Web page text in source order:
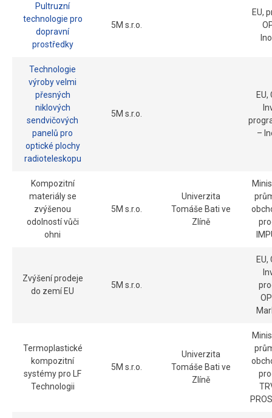
Pultruzní
technologie pro
dopravní
prostředky
5M s.r.o.
EU,
Technologie
výroby velmi
přesných
niklových
sendvičových
panelů pro
optické plochy
radioteleskopu
5M s.r.o.
–
Kompozitní
materiály se
zvýšenou
odolností vůči
ohni
5M s.r.o.
Univerzita
Tomáše Bati ve
Zlíně
Zvýšení prodeje
do zemí EU
5M s.r.o.
Termoplastické
kompozitní
systémy pro LF
Technologii
5M s.r.o.
Univerzita
Tomáše Bati ve
Zlíně